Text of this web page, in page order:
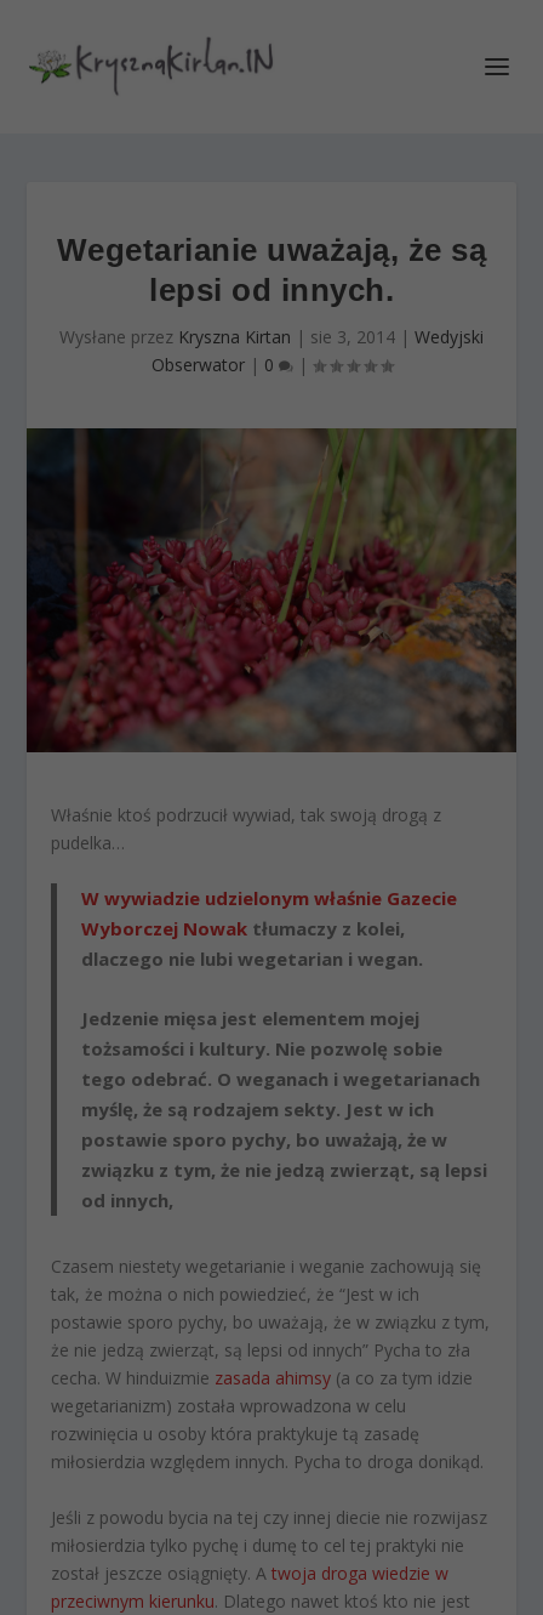
Wegetarianie uważają, że są
lepsi od innych.
Wysłane przez Kryszna Kirtan | sie 3, 2014 | Wedyjski
Obserwator| 0 |
Właśnie ktoś podrzucił wywiad, tak swoją drogą z
pudelka…
W wywiadzie udzielonym właśnie Gazecie
Wyborczej Nowak tłumaczy z kolei,
dlaczego nie lubi wegetarian i wegan.
Jedzenie mięsa jest elementem mojej
tożsamości i kultury. Nie pozwolę sobie
tego odebrać. O weganach i wegetarianach
myślę, że są rodzajem sekty. Jest w ich
postawie sporo pychy, bo uważają, że w
związku z tym, że nie jedzą zwierząt, są lepsi
od innych,
Czasem niestety wegetarianie i weganie zachowują się
tak, że można o nich powiedzieć, że “Jest w ich
postawie sporo pychy, bo uważają, że w związku z tym,
że nie jedzą zwierząt, są lepsi od innych” Pycha to zła
cecha. W hinduizmie zasada ahimsy (a co za tym idzie
wegetarianizm) została wprowadzona w celu
rozwinięcia u osoby która praktykuje tą zasadę
miłosierdzia względem innych. Pycha to droga donikąd.
Jeśli z powodu bycia na tej czy innej diecie nie rozwijasz
miłosierdzia tylko pychę i dumę to cel tej praktyki nie
został jeszcze osiągnięty. Atwoja droga wiedzie w
przeciwnym kierunku. Dlatego nawet ktoś kto nie jest